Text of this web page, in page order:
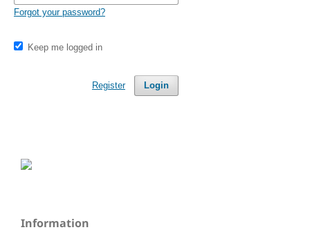
Forgot your password?
Keep me logged in
Login
Register
Information